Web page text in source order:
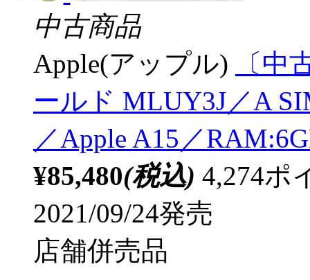
中古商品
Apple(アップル)
〔中
ールド MLUY3J／A
／Apple A15／
¥85,480(税込) 4,274ポ
2021/09/24発売
店舗併売品